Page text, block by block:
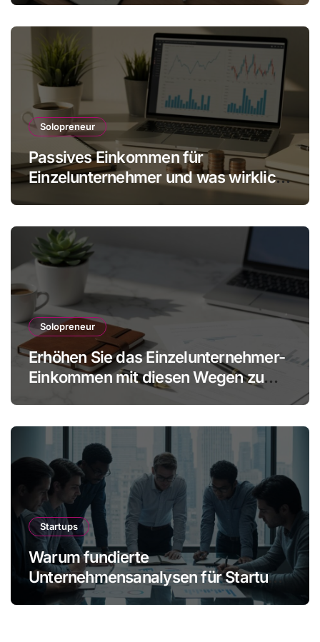
Solopreneur
Passives Einkommen für
Einzelunternehmer und was wirklich
Solopreneur
Erhöhen Sie das Einzelunternehmer-
Einkommen mit diesen Wegen zu
mehr Gewinn ohne Mitarbeiter
Startups
Warum fundierte
Unternehmensanalysen für Startups
immer wichtiger werden